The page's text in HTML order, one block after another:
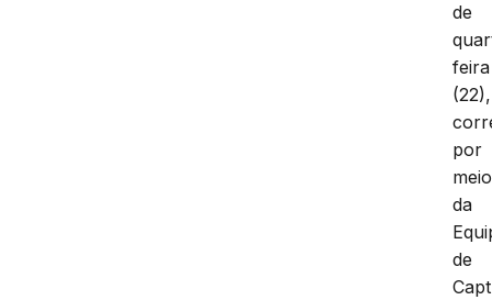
de
feira
(22),
por
meio
da
de